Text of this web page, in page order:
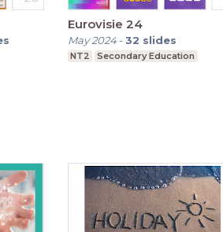
Eurovisie 24
May 2024-32 slides
NT2 Secondary Education